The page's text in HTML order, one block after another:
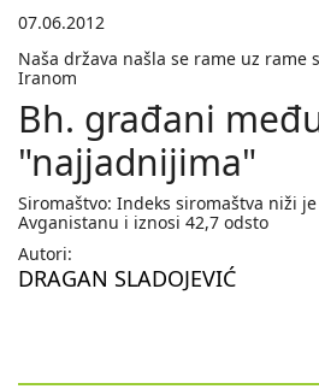
07.06.2012
Naša država našla se rame uz rame
Iranom
Bh. građani
"najjadnijima"
Siromaštvo: Indeks siromaštva niži
Avganistanu i iznosi 42,7 odsto
Autori:
DRAGAN SLADOJEVIĆ